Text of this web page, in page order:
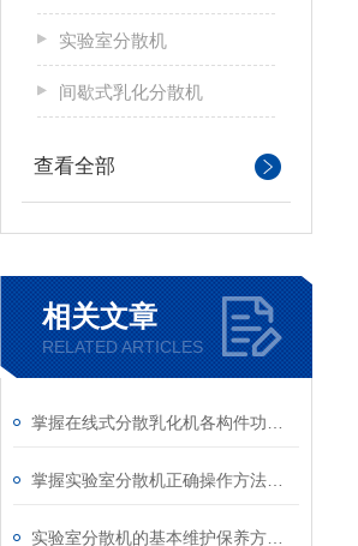
实验室分散机
间歇式乳化分散机
查看全部
相关文章
RELATED ARTICLES